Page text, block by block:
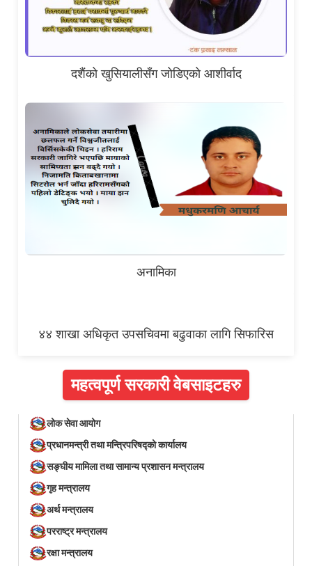
दशैंकाे खुसियालीसँग जाेडिएकाे आशीर्वाद
अनामिका
४४ शाखा अधिकृत उपसचिवमा बढुवाका लागि सिफारिस
महत्वपूर्ण सरकारी वेबसाइटहरु
लोक सेवा आयोग
प्रधानमन्त्री तथा मन्त्रिपरिषद्को कार्यालय
सङ्घीय मामिला तथा सामान्य प्रशासन मन्त्रालय
गृह मन्त्रालय
अर्थ मन्त्रालय
परराष्ट्र मन्त्रालय
रक्षा मन्त्रालय